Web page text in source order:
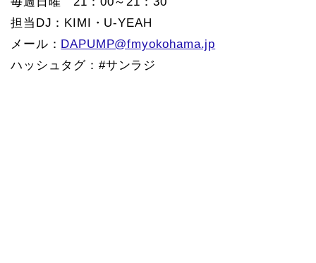
担当DJ：KIMI・U-YEAH
メール： DAPUMP@fmyokohama.jp
ハッシュタグ：#サンラジ